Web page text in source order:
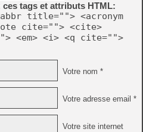
tags et attributs HTML:
title=""> <acronym
cite=""> <cite>
<em> <i> <q cite="">
Votre nom *
Votre adresse email *
Votre site internet